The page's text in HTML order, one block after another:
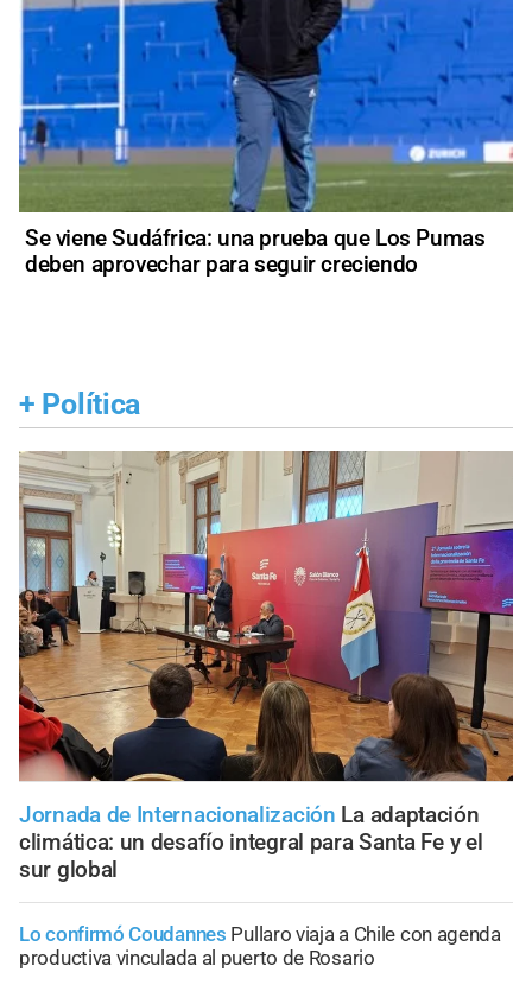
Se viene Sudáfrica: una prueba que Los Pumas
deben aprovechar para seguir creciendo
+ Política
Jornada de Internacionalización La adaptación
climática: un desafío integral para Santa Fe y el
sur global
Lo confirmó Coudannes Pullaro viaja a Chile con agenda
productiva vinculada al puerto de Rosario